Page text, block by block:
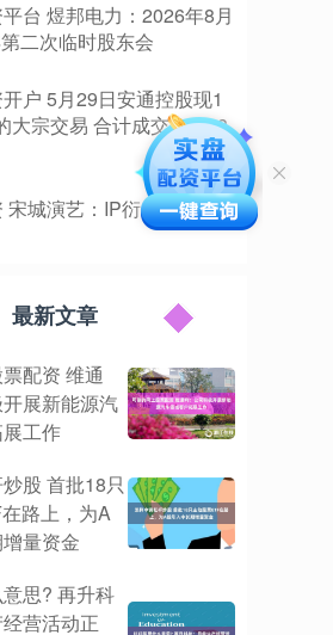
台 煜邦电力：2026年8月
二次临时股东会
户 5月29日安通控股现1
大宗交易 合计成交192.08
宋城演艺：IP衍生品的开发
最新文章
配资 维通
展新能源汽
工作
股 首批18只
路上，为A
量资金
思? 再升科
营活动正